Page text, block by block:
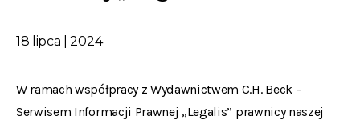
18 lipca | 2024
W ramach współpracy z Wydawnictwem C.H. Beck –
Serwisem Informacji Prawnej „Legalis” prawnicy naszej